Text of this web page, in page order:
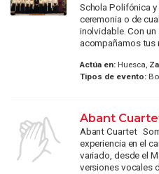
Schola Polifónica
ceremonia o de
inolvidable. Con
acompañamos tus
Actúa en:Huesca,
Tipos de evento:
Abant
Abant Cuartet
experiencia en el
variado, desde el
versiones vocales